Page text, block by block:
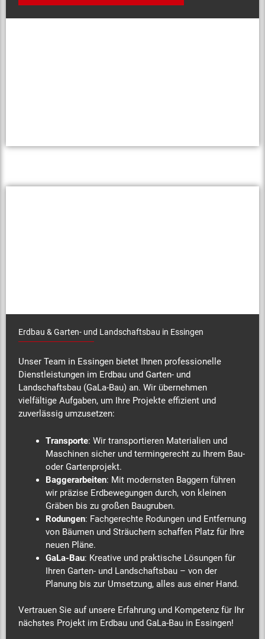
Erdbau & Garten- und Landschaftsbau in Essingen
Unser Team in Essingen bietet Ihnen professionelle
Dienstleistungen im Erdbau und Garten- und
Landschaftsbau (GaLa-Bau) an. Wir übernehmen
vielfältige Aufgaben, um Ihre Projekte effizient und
zuverlässig umzusetzen:
Transporte: Wir transportieren Materialien und
Maschinen sicher und termingerecht zu Ihrem Bau-
oder Gartenprojekt.
Baggerarbeiten: Mit modernsten Baggern führen
wir präzise Erdbewegungen durch, von kleinen
Gräben bis zu großen Baugruben.
Rodungen: Fachgerechte Rodungen und Entfernung
von Bäumen und Sträuchern schaffen Platz für Ihre
neuen Pläne.
GaLa-Bau: Kreative und praktische Lösungen für
Ihren Garten- und Landschaftsbau – von der
Planung bis zur Umsetzung, alles aus einer Hand.
Vertrauen Sie auf unsere Erfahrung und Kompetenz für Ihr
nächstes Projekt im Erdbau und GaLa-Bau in Essingen!